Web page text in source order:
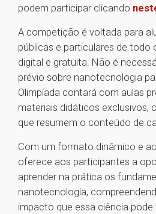
podem participar clicando
A competição é voltada para
públicas e particulares de todo
digital e gratuita. Não é
prévio sobre nanotecnologia
Olimpíada contará com aulas
materiais didáticos exclusivos,
que resumem o conteúdo de
Com um formato dinâmico e
oferece aos participantes a
aprender na prática os
nanotecnologia,
impacto que essa ciência